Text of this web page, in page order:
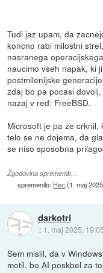
Tudi jaz upam, da
koncno rabi milostni
nasranega
naucimo vseh napak, ki
postmilenijske
zdaj bo pa pocasi
nazaj v red: FreeBSD.
Microsoft je pa ze
telo se ne dojema, da
se niso sposobna
Zgodovina sprememb…
spremenilo: Hec (1. maj
darkotri
:: 1. maj 2025, 19:05
Sem mislil, da v
motil, bo AI poskbel za